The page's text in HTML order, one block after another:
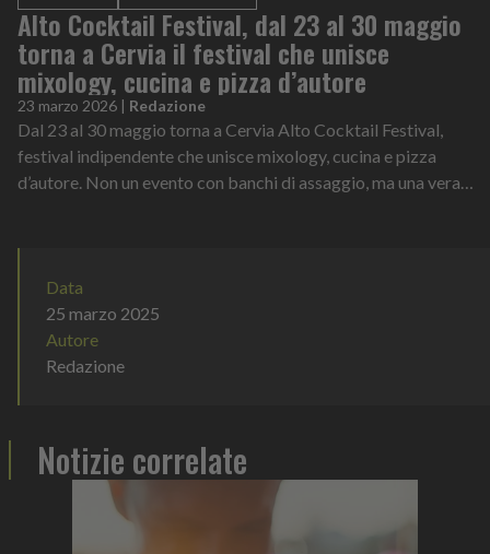
Alto Cocktail Festival, dal 23 al 30 maggio
torna a Cervia il festival che unisce
mixology, cucina e pizza d’autore
23 marzo 2026 | Redazione
Dal 23 al 30 maggio torna a Cervia Alto Cocktail Festival,
festival indipendente che unisce mixology, cucina e pizza
d’autore. Non un evento con banchi di assaggio, ma una vera
Data
25 marzo 2025
Autore
Redazione
Notizie correlate